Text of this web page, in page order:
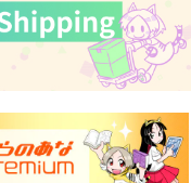
472円 （税込）
レイン×マッシュ
サンプル
作品詳細